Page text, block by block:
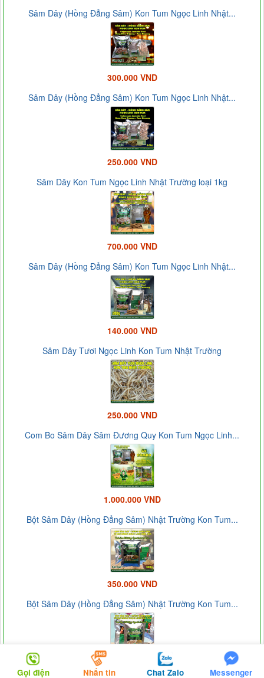
Sâm Dây (Hồng Đẳng Sâm) Kon Tum Ngọc Linh Nhật...
300.000 VND
Sâm Dây (Hồng Đẳng Sâm) Kon Tum Ngọc Linh Nhật...
250.000 VND
Sâm Dây Kon Tum Ngọc Linh Nhật Trường loại 1kg
700.000 VND
Sâm Dây (Hồng Đẳng Sâm) Kon Tum Ngọc Linh Nhật...
140.000 VND
Sâm Dây Tươi Ngọc Linh Kon Tum Nhật Trường
250.000 VND
Com Bo Sâm Dây Sâm Đương Quy Kon Tum Ngọc Linh...
1.000.000 VND
Bột Sâm Dây (Hồng Đẳng Sâm) Nhật Trường Kon Tum...
350.000 VND
Bột Sâm Dây (Hồng Đẳng Sâm) Nhật Trường Kon Tum...
300.000 VND
Gọi điện Nhắn tin Chat Zalo Messenger